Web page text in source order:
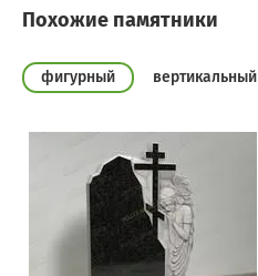
Похожие памятники
фигурный вертикальный